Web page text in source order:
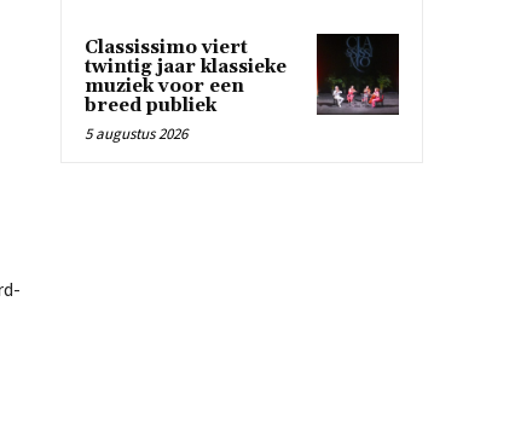
Classissimo viert
twintig jaar klassieke
muziek voor een
breed publiek
5 augustus 2026